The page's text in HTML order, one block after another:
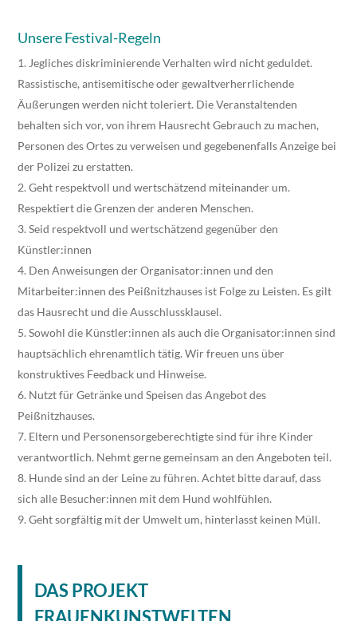
Unsere Festival-Regeln
Jegliches diskriminierende Verhalten wird nicht geduldet.
Rassistische, antisemitische oder gewaltverherrlichende
Äußerungen werden nicht toleriert. Die Veranstaltenden
behalten sich vor, von ihrem Hausrecht Gebrauch zu machen,
Personen des Ortes zu verweisen und gegebenenfalls Anzeige bei
der Polizei zu erstatten.
Geht respektvoll und wertschätzend miteinander um.
Respektiert die Grenzen der anderen Menschen.
Seid respektvoll und wertschätzend gegenüber den
Künstler:innen
Den Anweisungen der Organisator:innen und den
Mitarbeiter:innen des Peißnitzhauses ist Folge zu Leisten. Es gilt
das Hausrecht und die Ausschlussklausel.
Sowohl die Künstler:innen als auch die Organisator:innen sind
hauptsächlich ehrenamtlich tätig. Wir freuen uns über
konstruktives Feedback und Hinweise.
Nutzt für Getränke und Speisen das Angebot des
Peißnitzhauses.
Eltern und Personensorgeberechtigte sind für ihre Kinder
verantwortlich. Nehmt gerne gemeinsam an den Angeboten teil.
Hunde sind an der Leine zu führen. Achtet bitte darauf, dass
sich alle Besucher:innen mit dem Hund wohlfühlen.
Geht sorgfältig mit der Umwelt um, hinterlasst keinen Müll.
DAS PROJEKT